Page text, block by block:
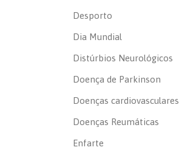
Desporto
Dia Mundial
Distúrbios Neurológicos
Doença de Parkinson
Doenças cardiovasculares
Doenças Reumáticas
Enfarte